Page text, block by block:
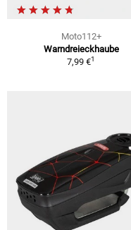
Moto112+
Warndreieckhaube
7,99 €1